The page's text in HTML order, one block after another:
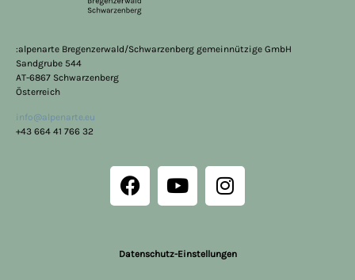
:alpenarte Bregenzerwald/Schwarzenberg gemeinnützige GmbH
Sandgrube 544
AT-6867 Schwarzenberg
Österreich
info@alpenarte.eu
+43 664 41 766 32
Datenschutz-Einstellungen